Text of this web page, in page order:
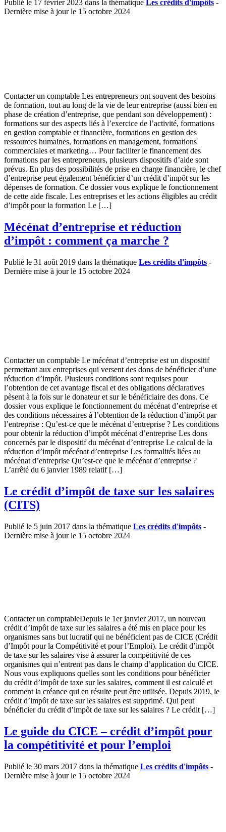
Publié le 17 février 2023 dans la thématique Les crédits d'impôts -
Dernière mise à jour le 15 octobre 2024
Contacter un comptable Les entrepreneurs ont souvent des besoins
de formation, tout au long de la vie de leur entreprise (aussi bien en
phase de création d’entreprise, que pendant son développement) :
formations sur des aspects liés à l’exercice de l’activité, formations
en gestion comptable et financière, formations en gestion des
ressources humaines, formations en management, formations
commerciales et marketing… Pour faciliter le financement des
formations par les entrepreneurs, plusieurs dispositifs d’aide sont
prévus. En plus des possibilités de prise en charge financière, le chef
d’entreprise peut également bénéficier d’un crédit d’impôt sur les
dépenses de formation. Ce dossier vous explique le fonctionnement
de cette aide fiscale. Les entreprises et les actions éligibles au crédit
d’impôt pour la formation Le […]
Mécénat d’entreprise et réduction
d’impôt : comment ça marche ?
Publié le 31 août 2019 dans la thématique Les crédits d'impôts -
Dernière mise à jour le 15 octobre 2024
Contacter un comptable Le mécénat d’entreprise est un dispositif
permettant aux entreprises qui versent des dons de bénéficier d’une
réduction d’impôt. Plusieurs conditions sont requises pour
l’obtention de cet avantage fiscal et des obligations déclaratives
pèsent à la fois sur le donateur et sur le bénéficiaire des dons. Ce
dossier vous explique le fonctionnement du mécénat d’entreprise et
des conditions nécessaires à l’obtention de la réduction d’impôt par
l’entreprise : Qu’est-ce que le mécénat d’entreprise ? Les conditions
pour obtenir la réduction d’impôt mécénat d’entreprise Les dons
concernés par le dispositif du mécénat d’entreprise Le calcul de la
réduction d’impôt mécénat d’entreprise Les formalités liées au
mécénat d’entreprise Qu’est-ce que le mécénat d’entreprise ?
L’arrêté du 6 janvier 1989 relatif […]
Le crédit d’impôt de taxe sur les salaires
(CITS)
Publié le 5 juin 2017 dans la thématique Les crédits d'impôts -
Dernière mise à jour le 15 octobre 2024
Contacter un comptableDepuis le 1er janvier 2017, un nouveau
crédit d’impôt de taxe sur les salaires a été mis en place pour les
organismes sans but lucratif qui ne bénéficient pas de CICE (Crédit
d’Impôt pour la Compétitivité et pour l’Emploi). Le crédit d’impôt
de taxe sur les salaires vise à assurer la compétitivité de ces
organismes qui n’entrent pas dans le champ d’application du CICE.
Nous vous expliquons quelles sont les conditions pour bénéficier
du crédit d’impôt de taxe sur les salaires, comment il est calculé et
comment la créance qui en résulte peut être utilisée. Depuis 2019, le
crédit d’impôt de taxe sur les salaires est supprimé. Qui peut
bénéficier du crédit d’impôt de taxe sur les salaires ? Le crédit […]
Le guide du CICE – crédit d’impôt pour
la compétitivité et pour l’emploi
Publié le 30 mars 2017 dans la thématique Les crédits d'impôts -
Dernière mise à jour le 15 octobre 2024